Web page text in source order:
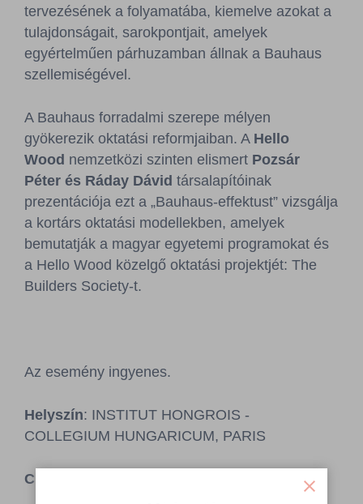
tervezésének a folyamatába, kiemelve azokat a
tulajdonságait, sarokpontjait, amelyek
egyértelműen párhuzamban állnak a Bauhaus
szellemiségével.
A Bauhaus forradalmi szerepe mélyen
gyökerezik oktatási reformjaiban. A Hello
Wood nemzetközi szinten elismert Pozsár
Péter és Ráday Dávid társalapítóinak
prezentációja ezt a „Bauhaus-effektust” vizsgálja
a kortárs oktatási modellekben, amelyek
bemutatják a magyar egyetemi programokat és
a Hello Wood közelgő oktatási projektjét: The
Builders Society-t.
Az esemény ingyenes.
Helyszín: INSTITUT HONGROIS -
COLLEGIUM HUNGARICUM, PARIS
Cím